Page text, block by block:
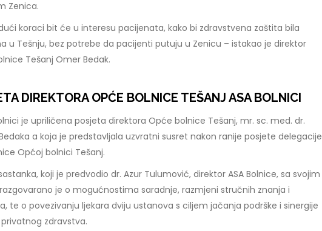
Zenica.
koraci bit će u interesu pacijenata, kako bi zdravstvena zaštita bila
u Tešnju, bez potrebe da pacijenti putuju u Zenicu – istakao je direktor
Tešanj Omer Bedak.
DIREKTORA OPĆE BOLNICE TEŠANJ ASA BOLNICI
je upriličena posjeta direktora Opće bolnice Tešanj, mr. sc. med. dr.
a koja je predstavljala uzvratni susret nakon ranije posjete delegacije
Općoj bolnici Tešanj.
koji je predvodio dr. Azur Tulumović, direktor ASA Bolnice, sa svojim
je o mogućnostima saradnje, razmjeni stručnih znanja i
te o povezivanju ljekara dviju ustanova s ciljem jačanja podrške i sinergije
zdravstva.